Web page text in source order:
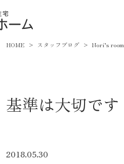
想い
HOME スタッフブログ Nori’s room
基準は大切です
2018.05.30